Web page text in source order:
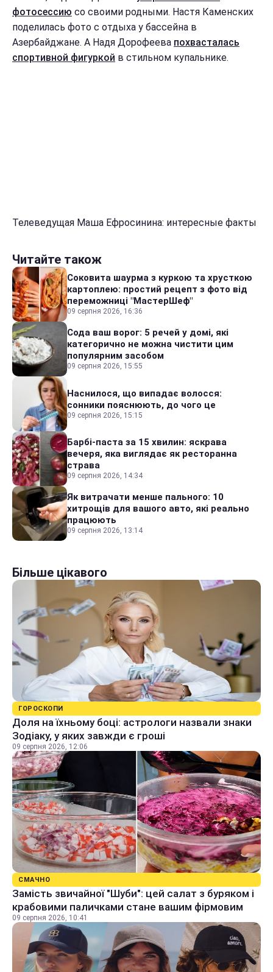
фотосессию со своими родными. Настя Каменских
поделилась фото с отдыха у бассейна в
Азербайджане. А Надя Дорофеева похвасталась
спортивной фигуркой в стильном купальнике.
Телеведущая Маша Ефросинина: интересные факты
Читайте також
Соковита шаурма з куркою та хрусткою
картоплею: простий рецепт з фото від
переможниці "МастерШеф"
09 серпня 2026, 16:36
Сода ваш ворог: 5 речей у домі, які
категорично не можна чистити цим
популярним засобом
09 серпня 2026, 15:55
Наснилося, що випадає волосся:
сонники пояснюють, до чого це
09 серпня 2026, 15:15
Барбі-паста за 15 хвилин: яскрава
вечеря, яка виглядає як ресторанна
страва
09 серпня 2026, 14:34
Як витрачати менше пального: 10
хитрощів для вашого авто, які реально
працюють
09 серпня 2026, 13:14
Більше цікавого
ГОРОСКОПИ
Доля на їхньому боці: астрологи назвали знаки
Зодіаку, у яких завжди є гроші
09 серпня 2026, 12:06
СМАЧНО
Замість звичайної "Шуби": цей салат з буряком і
крабовими паличками стане вашим фірмовим
09 серпня 2026, 10:41